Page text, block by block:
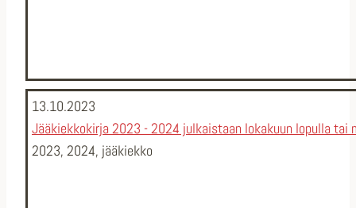
13.10.2023
Jääkiekkokirja 2023 - 2024 julkaistaan lokakuun lopulla tai
2023, 2024, jääkiekko